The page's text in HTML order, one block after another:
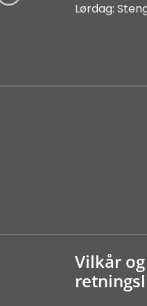
Lørdag:
Vilkår og